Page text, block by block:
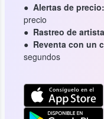
Alertas de precio:
precio
Rastreo de
Reventa con un
segundos